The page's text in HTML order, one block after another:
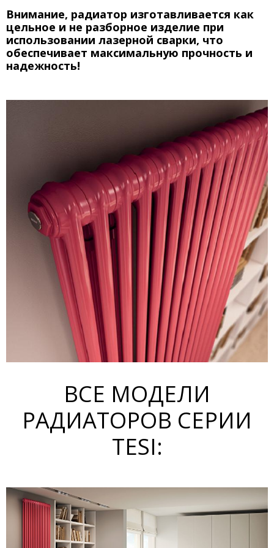
Внимание, радиатор изготавливается как
цельное и не разборное изделие при
использовании лазерной сварки, что
обеспечивает максимальную прочность и
надежность!
ВСЕ МОДЕЛИ
РАДИАТОРОВ СЕРИИ
TESI: